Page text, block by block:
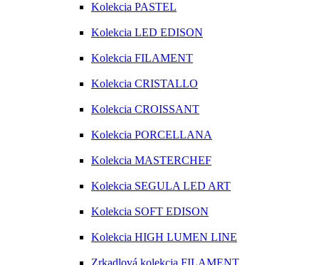
Kolekcia PASTEL
Kolekcia LED EDISON
Kolekcia FILAMENT
Kolekcia CRISTALLO
Kolekcia CROISSANT
Kolekcia PORCELLANA
Kolekcia MASTERCHEF
Kolekcia SEGULA LED ART
Kolekcia SOFT EDISON
Kolekcia HIGH LUMEN LINE
Zrkadlová kolekcia FILAMENT